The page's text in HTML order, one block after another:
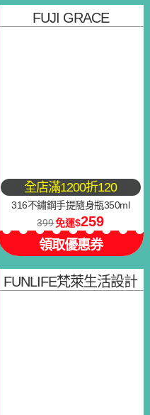
全店滿1200折120
316不鏽鋼手提隨身瓶350ml
FUJI GRACE
399免運 259
領取優惠券
FUNLIFE梵萊生活設計